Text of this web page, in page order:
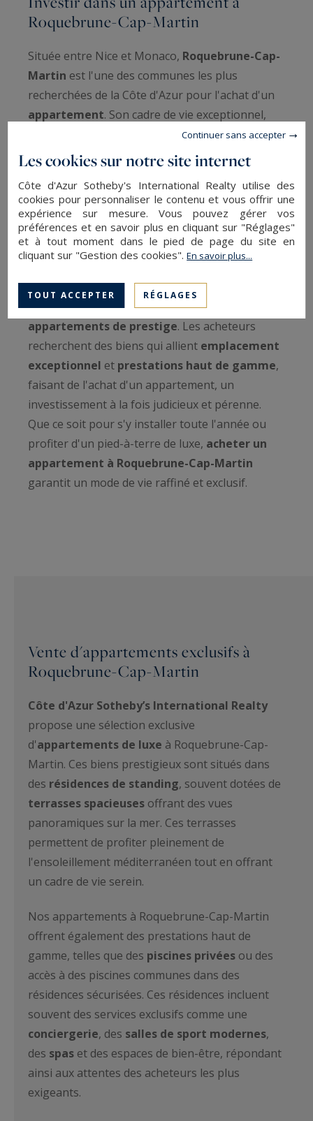
Roquebrune-Cap-Martin
Située entre Nice et Monaco, Roquebrune-Cap-
Martin est l'une des communes les plus
recherchées de la Côte d'Azur pour l'achat d'un
appartement. Son cadre de vie exceptionnel,
avec des vues imprenables sur la Méditerranée,
des plages privées et des sentiers côtiers, attire
résidence principaleousecondaire. Proche des
grands centres d'activité, cette commune offre
un environnement paisible et un art de vivre
unique.
Lemarché immobilier à Roquebrune-Cap-
Martinconnaît une forte demande pour des
appartements de prestige. Les acheteurs
recherchent des biens qui allient emplacement
exceptionnel et prestations haut de gamme,
faisant de l'achat d'un appartement, un
investissement à la fois judicieux et pérenne.
Que ce soit pour s'y installer toute l'année ou
profiter d'un pied-à-terre de luxe, acheter un
appartement à Roquebrune-Cap-Martin
garantit un mode de vie raffiné et exclusif.
Vente d'appartements exclusifs à
Roquebrune-Cap-Martin
Côte d'Azur Sotheby’s International Realty
propose une sélection exclusive
d'appartements de luxe à Roquebrune-Cap-
Martin. Ces biens prestigieux sont situés dans
des résidences de standing, souvent dotées de
terrasses spacieuses offrant des vues
panoramiques sur la mer. Ces terrasses
permettent de profiter pleinement de
l'ensoleillement méditerranéen tout en offrant
un cadre de vie serein.
Nos appartements à Roquebrune-Cap-Martin
offrent également des prestations haut de
gamme, telles que des piscines privées ou des
accès à des piscines communes dans des
résidences sécurisées. Ces résidences incluent
souvent des services exclusifs comme une
conciergerie, des salles de sport modernes,
des spas et des espaces de bien-être, répondant
ainsi aux attentes des acheteurs les plus
exigeants.
Les cookies sur notre site internet
Côte d'Azur Sotheby's International Realty utilise des
cookies pour personnaliser le contenu et vous offrir une
expérience sur mesure. Vous pouvez gérer vos
préférences et en savoir plus en cliquant sur "Réglages"
et à tout moment dans le pied de page du site en
cliquant sur "Gestion des cookies".En savoir plus...
TOUT ACCEPTER RÉGLAGES
Continuer sans accepter